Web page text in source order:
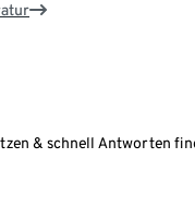
& schnell Antworten